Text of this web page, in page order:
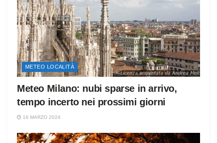
METEO LOCALITÀ
Meteo Milano: nubi sparse in arrivo,
tempo incerto nei prossimi giorni
16 MARZO 2024